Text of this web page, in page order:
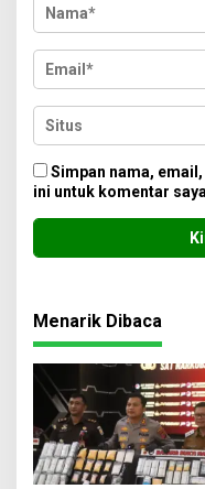
Simpan nama,
ini untuk komentar
Menarik Dibaca